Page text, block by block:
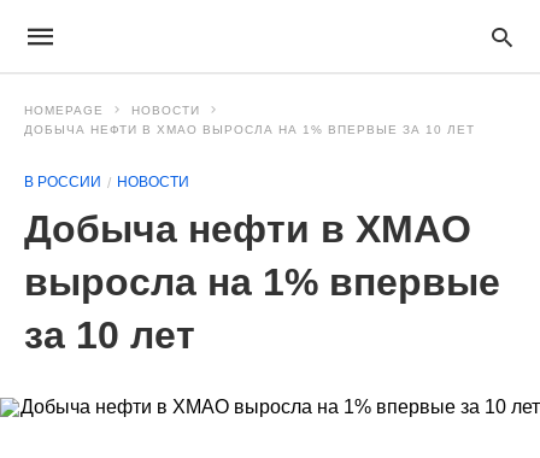
HOMEPAGE
НОВОСТИ
ДОБЫЧА НЕФТИ В ХМАО ВЫРОСЛА НА 1% ВПЕРВЫЕ ЗА 10 ЛЕТ
В РОССИИ НОВОСТИ
Добыча нефти в ХМАО
выросла на 1% впервые
за 10 лет